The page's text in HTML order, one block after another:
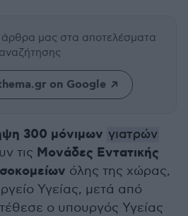
άρθρα μας στα αποτελέσματα
αναζήτησης
on Google
300 μόνιμων γιατρών
τις Μονάδες Εντατικής
όλης της χώρας,
Υγείας, μετά από
ο υπουργός Υγείας